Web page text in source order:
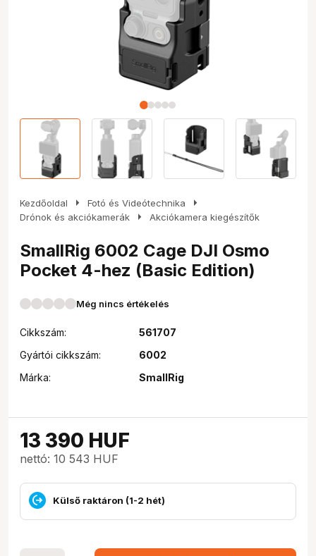
Kezdőoldal arrow_right Fotó és Videótechnika arrow_right
Drónok és akciókamerák arrow_right Akciókamera kiegészítők
SmallRig 6002 Cage DJI Osmo
Pocket 4-hez (Basic Edition)
Még nincs értékelés
Cikkszám:
561707
Gyártói cikkszám:
6002
Márka:
SmallRig
13 390 HUF
nettó: 10 543 HUF
Külső raktáron (1-2 hét)